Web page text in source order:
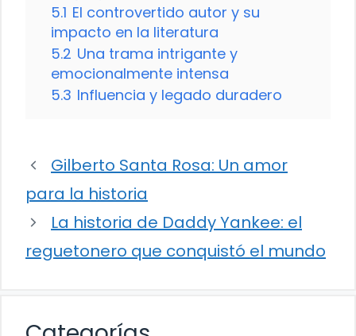
5.1 El controvertido autor y su
impacto en la literatura
5.2 Una trama intrigante y
emocionalmente intensa
5.3 Influencia y legado duradero
Gilberto Santa Rosa: Un amor
para la historia
La historia de Daddy Yankee: el
reguetonero que conquistó el mundo